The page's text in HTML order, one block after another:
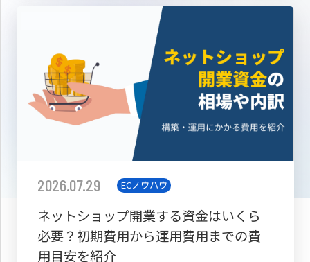
2026.07.29 ECノウハウ
ネットショップ開業する資金はいくら
必要？初期費用から運用費用までの費
用目安を紹介